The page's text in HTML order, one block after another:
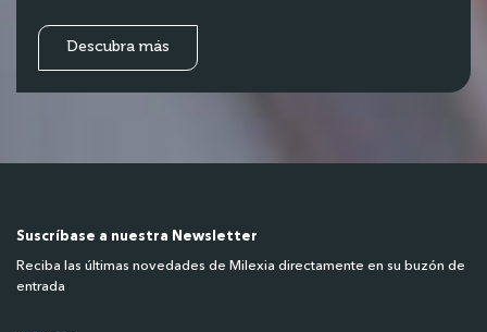
Descubra más
Suscríbase a nuestra Newsletter
Reciba las últimas novedades de Milexia directamente en su buzón de
entrada